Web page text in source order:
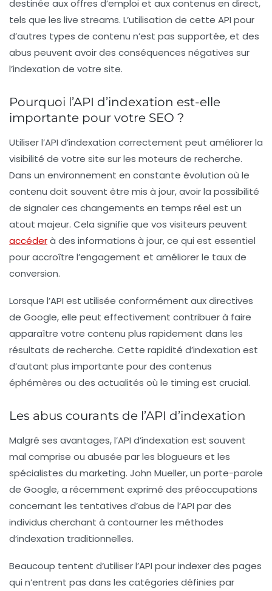
destinée aux offres d’emploi et aux contenus en direct,
tels que les live streams. L’utilisation de cette API pour
d’autres types de contenu n’est pas supportée, et des
abus peuvent avoir des conséquences négatives sur
l’indexation de votre site.
Pourquoi l’API d’indexation est-elle
importante pour votre SEO ?
Utiliser l’API d’indexation correctement peut améliorer la
visibilité de votre site sur les moteurs de recherche.
Dans un environnement en constante évolution où le
contenu doit souvent être mis à jour, avoir la possibilité
de signaler ces changements en temps réel est un
atout majeur. Cela signifie que vos visiteurs peuvent
accéderà des informations à jour, ce qui est essentiel
pour accroître l’engagement et améliorer le taux de
conversion.
Lorsque l’API est utilisée conformément aux directives
de Google, elle peut effectivement contribuer à faire
apparaître votre contenu plus rapidement dans les
résultats de recherche. Cette rapidité d’indexation est
d’autant plus importante pour des contenus
éphémères ou des actualités où le timing est crucial.
Les abus courants de l’API d’indexation
Malgré ses avantages, l’API d’indexation est souvent
mal comprise ou abusée par les blogueurs et les
spécialistes du marketing. John Mueller, un porte-parole
de Google, a récemment exprimé des préoccupations
concernant les tentatives d’abus de l’API par des
individus cherchant à contourner les méthodes
d’indexation traditionnelles.
Beaucoup tentent d’utiliser l’API pour indexer des pages
qui n’entrent pas dans les catégories définies par